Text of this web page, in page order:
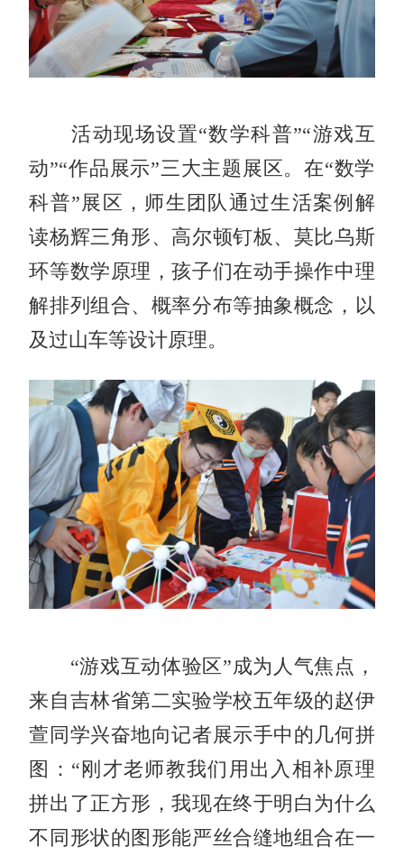
活动现场设置“数学科普”“游戏互
动”“作品展示”三大主题展区。在“数学
科普”展区，师生团队通过生活案例解
读杨辉三角形、高尔顿钉板、莫比乌斯
环等数学原理，孩子们在动手操作中理
解排列组合、概率分布等抽象概念，以
及过山车等设计原理。
“游戏互动体验区”成为人气焦点，
来自吉林省第二实验学校五年级的赵伊
萱同学兴奋地向记者展示手中的几何拼
图：“刚才老师教我们用出入相补原理
拼出了正方形，我现在终于明白为什么
不同形状的图形能严丝合缝地组合在一